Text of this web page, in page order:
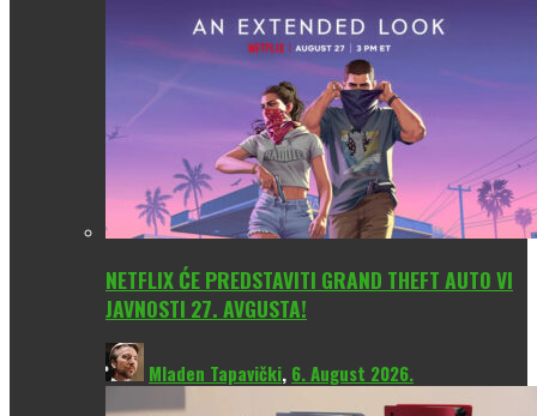
NETFLIX ĆE PREDSTAVITI GRAND THEFT AUTO VI
JAVNOSTI 27. AVGUSTA!
Mladen Tapavički, 6. August 2026.